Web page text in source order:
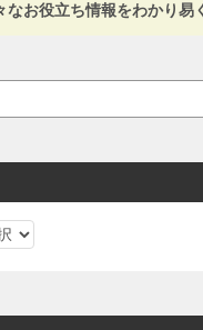
お役立ち情報をわかり易